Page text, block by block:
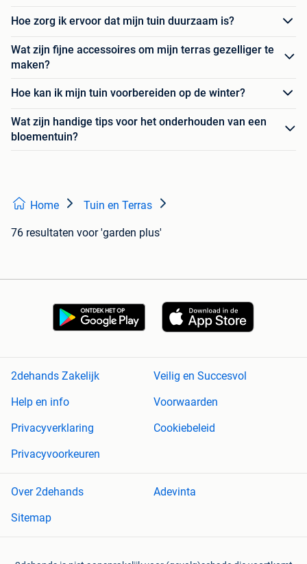
Hoe zorg ik ervoor dat mijn tuin duurzaam is?
Wat zijn fijne accessoires om mijn terras gezelliger te
maken?
Hoe kan ik mijn tuin voorbereiden op de winter?
Wat zijn handige tips voor het onderhouden van een
bloementuin?
Home Tuin en Terras
76 resultaten voor 'garden plus'
2dehands Zakelijk
Veilig en Succesvol
Help en info
Voorwaarden
Privacyverklaring
Cookiebeleid
Privacyvoorkeuren
Over 2dehands
Adevinta
Sitemap